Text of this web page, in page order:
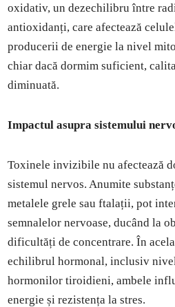
oxidativ, un dezechilibru între
antioxidanți, care afectează
producerii de energie la nivel
chiar dacă dormim suficient,
diminuată.
Impactul asupra sistemului
Toxinele invizibile nu afectează
sistemul nervos. Anumite
metalele grele sau ftalații, pot
semnalelor nervoase, ducând la
dificultăți de concentrare. În
echilibrul hormonal, inclusiv
hormonilor tiroidieni, ambele
energie și rezistența la stres.